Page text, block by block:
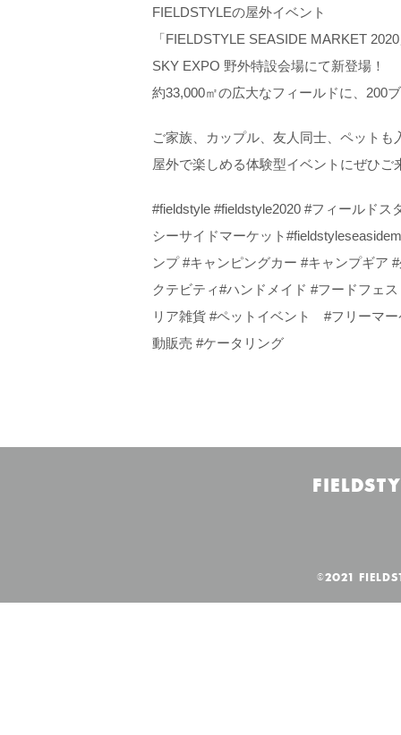
FIELDSTYLEの屋外イベント
「FIELDSTYLE SEASIDE MARKET
SKY EXPO 野外特設会場にて新登場！
約33,000㎡の広大なフィールドに、200
ご家族、カップル、友人同士、ペットも
屋外で楽しめる体験型イベントにぜひご
#fieldstyle #fieldstyle2020 #フィールド
シーサイドマーケット
ンプ #キャンピングカー #キャンプギ
クテビティ#ハンドメイド #フードフェ
リア雑貨 #ペットイベント #フリーマ
動販売 #ケータリング
©2021